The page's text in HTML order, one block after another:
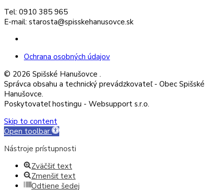
Tel: 0910 385 965
E-mail: starosta@spisskehanusovce.sk
Ochrana osobných údajov
© 2026 Spišské Hanušovce .
Správca obsahu a technický prevádzkovateľ - Obec Spišské
Hanušovce.
Poskytovateľ hostingu - Websupport s.r.o.
Skip to content
Open toolbar
Nástroje prístupnosti
Zväčšiť text
Zmenšiť text
Odtiene šedej